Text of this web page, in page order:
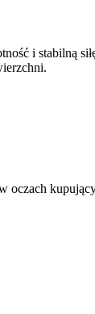
i stabilną
oczach